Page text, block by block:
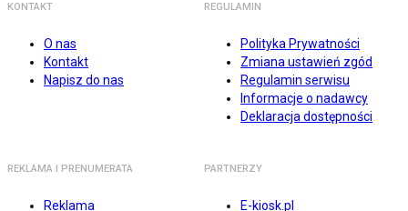
KONTAKT
O nas
Kontakt
Napisz do nas
REGULAMIN
Polityka Prywatności
Zmiana ustawień zgód
Regulamin serwisu
Informacje o nadawcy
Deklaracja dostępności
REKLAMA I PRENUMERATA
Reklama
PARTNERZY
E-kiosk.pl